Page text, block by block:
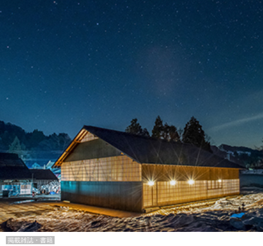
掲載雑誌・書籍